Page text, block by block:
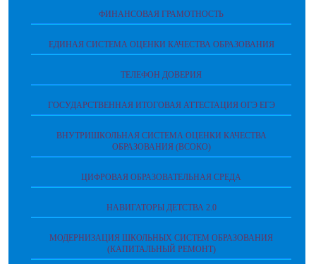
ФИНАНСОВАЯ ГРАМОТНОСТЬ
ЕДИНАЯ СИСТЕМА ОЦЕНКИ КАЧЕСТВА ОБРАЗОВАНИЯ
ТЕЛЕФОН ДОВЕРИЯ
ГОСУДАРСТВЕННАЯ ИТОГОВАЯ АТТЕСТАЦИЯ ОГЭ ЕГЭ
ВНУТРИШКОЛЬНАЯ СИСТЕМА ОЦЕНКИ КАЧЕСТВА
ОБРАЗОВАНИЯ (ВСОКО)
ЦИФРОВАЯ ОБРАЗОВАТЕЛЬНАЯ СРЕДА
НАВИГАТОРЫ ДЕТСТВА 2.0
МОДЕРНИЗАЦИЯ ШКОЛЬНЫХ СИСТЕМ ОБРАЗОВАНИЯ
(КАПИТАЛЬНЫЙ РЕМОНТ)